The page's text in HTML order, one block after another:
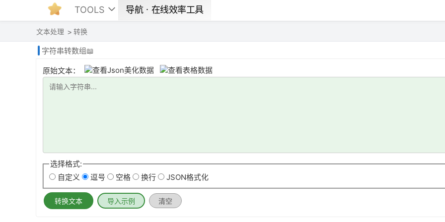
TOOLS 导航ㆍ在线效率工具
文本处理 转换
字符串转数组📖
原始文本：
选择格式:
自定义
逗号 空格 换行 JSON格式化
转换文本 导入示例 清空